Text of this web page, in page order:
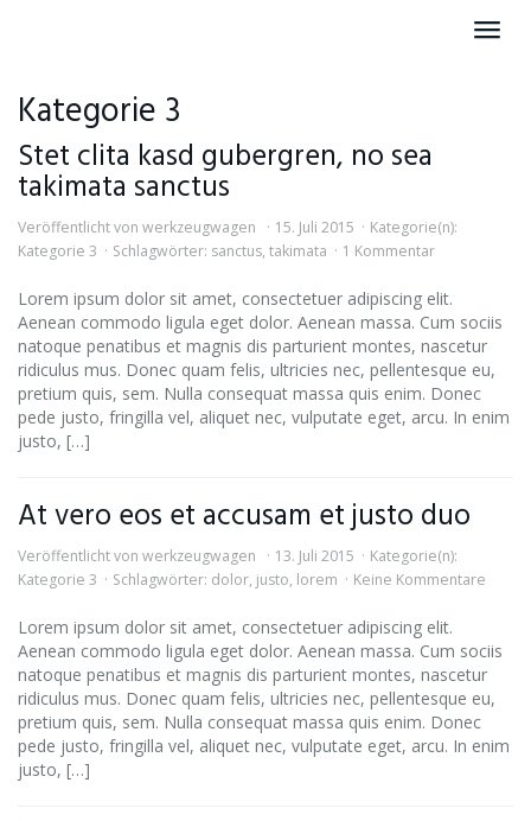
Kategorie 3
Stet clita kasd gubergren, no sea
takimata sanctus
Veröffentlicht von werkzeugwagen 15. Juli 2015
Kategorie(n):
Kategorie 3
Schlagwörter: sanctus, takimata 1 Kommentar
Lorem ipsum dolor sit amet, consectetuer adipiscing elit.
Aenean commodo ligula eget dolor. Aenean massa. Cum sociis
natoque penatibus et magnis dis parturient montes, nascetur
ridiculus mus. Donec quam felis, ultricies nec, pellentesque eu,
pretium quis, sem. Nulla consequat massa quis enim. Donec
pede justo, fringilla vel, aliquet nec, vulputate eget, arcu. In enim
justo, […]
At vero eos et accusam et justo duo
Veröffentlicht von werkzeugwagen 13. Juli 2015
Kategorie(n):
Kategorie 3
Schlagwörter: dolor, justo, lorem Keine Kommentare
Lorem ipsum dolor sit amet, consectetuer adipiscing elit.
Aenean commodo ligula eget dolor. Aenean massa. Cum sociis
natoque penatibus et magnis dis parturient montes, nascetur
ridiculus mus. Donec quam felis, ultricies nec, pellentesque eu,
pretium quis, sem. Nulla consequat massa quis enim. Donec
pede justo, fringilla vel, aliquet nec, vulputate eget, arcu. In enim
justo, […]